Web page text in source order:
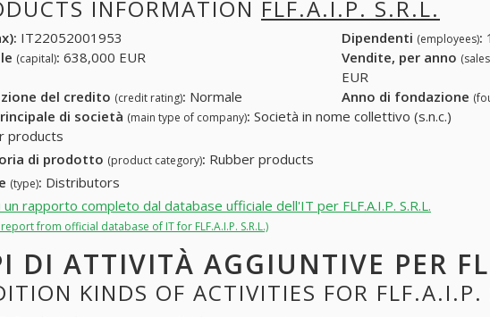
INFORMATION FLF.A.I.P. S.R.L.
IT22052001953 Dipendenti (employees):
(capital): 638,000 EUR Vendite, per anno
EUR
del credito (credit rating): Normale Anno di fondazione
di società (main type of company): Società in nome collettivo (s.n.c.)
products
di prodotto (product category): Rubber products
(type): Distributors
rapporto completo dal database ufficiale dell'IT per FLF.A.I.P. S.R.L.
from official database of IT for FLF.A.I.P. S.R.L.)
DI ATTIVITÀ AGGIUNTIVE PER
KINDS OF ACTIVITIES FOR FLF.A.I.P.